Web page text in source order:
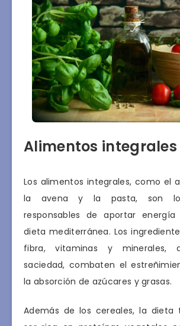
Alimentos integrales
Los alimentos integrales, como el
la avena y la pasta, son
responsables de aportar
dieta mediterránea. Los
fibra, vitaminas y minerales,
saciedad, combaten el
la absorción de azúcares y grasas.
Además de los cereales, la dieta